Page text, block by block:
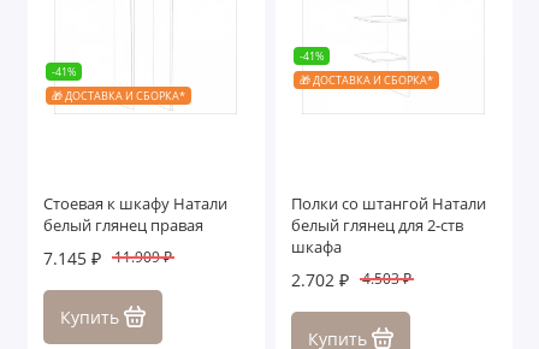
-41%
🎁 ДОСТАВКА И СБОРКА*
Cтоевая к шкафу Натали
белый глянец правая
7.145 ₽ 11.909 ₽
Купить
-41%
🎁 ДОСТАВКА И СБОРКА*
Полки со штангой Натали
белый глянец для 2-ств
шкафа
2.702 ₽ 4.503 ₽
Купить